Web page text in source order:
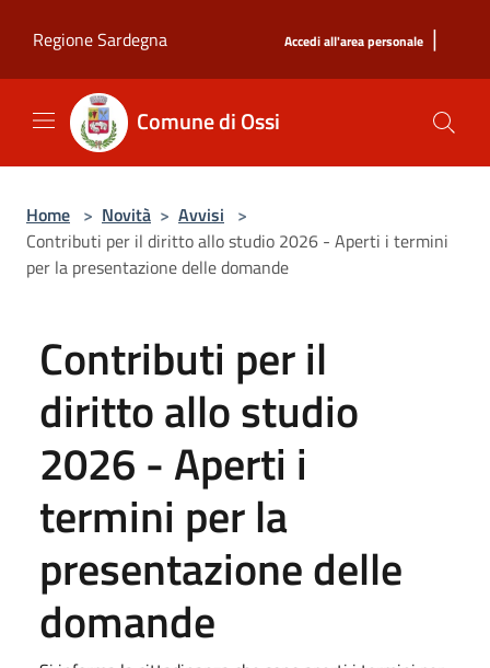
Regione Sardegna
Accedi all'area personale |
Comune di Ossi
Home > Novità > Avvisi >
Contributi per il diritto allo studio 2026 - Aperti i termini
per la presentazione delle domande
Contributi per il
diritto allo studio
2026 - Aperti i
termini per la
presentazione delle
domande